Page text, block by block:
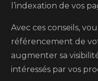
l’indexation de vos
Avec ces conseils,
référencement de
augmenter sa
intéressés par vos